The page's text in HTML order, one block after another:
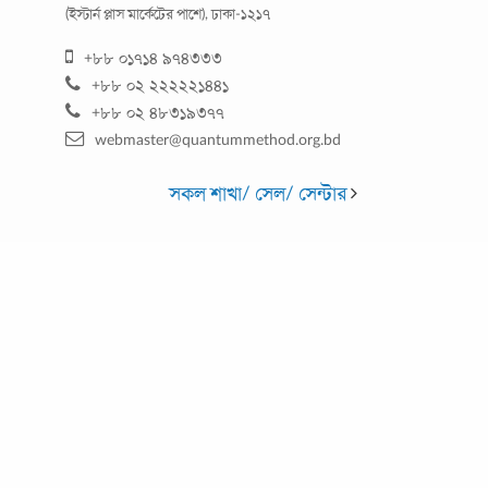
প্রবাস জীবন : ফ্যান্টাসি ও কিছু বাস্তবতা
নিজের স্বপ্নকে বাস্তবরূপ দিতে প্রতিবছর দেশের হাজারো মানুষ পাড়ি
জমান ইউরোপ আমেরিকার নানা দেশে। আন্তর্জাতিক অভিবাসন সংস্থার
(আইওএম) ‘বিশ্ব অভিবাসন...
(ইস্টার্ন প্লাস মার্কেটের পাশে), ঢাকা-১২১৭
+৮৮ ০১৭১৪ ৯৭৪৩৩৩
+৮৮ ০২ ২২২২২১৪৪১
+৮৮ ০২ ৪৮৩১৯৩৭৭
webmaster@quantummethod.org.bd
সকল শাখা/ সেল/ সেন্টার